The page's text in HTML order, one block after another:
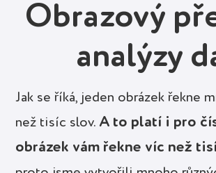
Obrazový
analýzy
Jak se říká, jeden obrázek řekne
než tisíc slov. A to platí i pro
obrázek vám řekne víc než